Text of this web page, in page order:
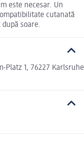
este necesar. Un
cutanată
soare.
Platz 1, 76227 Karlsruhe